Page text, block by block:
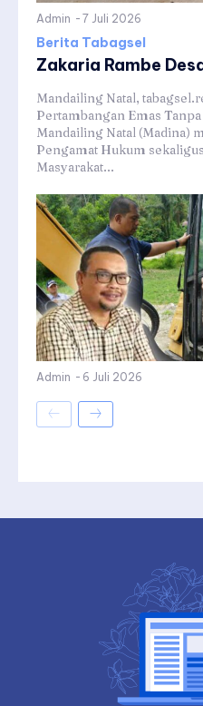
Admin - 7 Juli 2026
Berita Tabagsel
Zakaria Rambe
Mandailing Natal,
Pertambangan Emas
Mandailing Natal (Madina)
Pengamat Hukum
Masyarakat...
Admin - 6 Juli 2026